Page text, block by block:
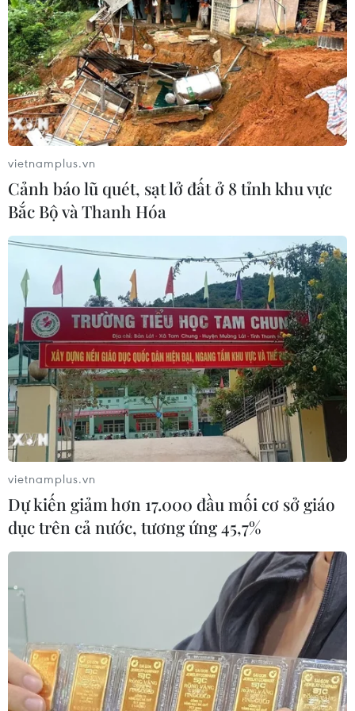
TIN LIÊN QUAN
Hai thương hiệu vàng trong nước tăng
giảm trái chiều nhau
09/06/2021 02:30
Trong khi giá vàng trên thị trường thế giới đi ngang thì
trong nước, vàng SJC giảm giá còn vàng Rồng Thăng
Long lại tăng nhẹ. Tỷ giá trung tâm phiên thứ hai liên
tiếp giảm mạnh tới 13 đồng.
vietnamplus.vn
Cảnh báo lũ quét, sạt lở đất ở 8 tỉnh khu vực
Bắc Bộ và Thanh Hóa
vietnamplus.vn
Dự kiến giảm hơn 17.000 đầu mối cơ sở giáo
dục trên cả nước, tương ứng 45,7%